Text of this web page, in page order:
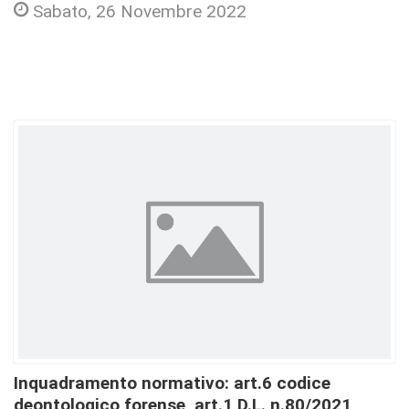
Sabato, 26 Novembre 2022
Inquadramento normativo: art.6 codice